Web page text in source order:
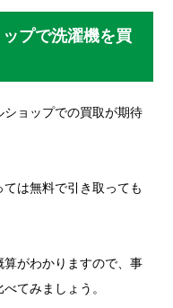
プで洗濯機を買
ョップでの買取が期待
は無料で引き取っても
がわかりますので、事
てみましょう。